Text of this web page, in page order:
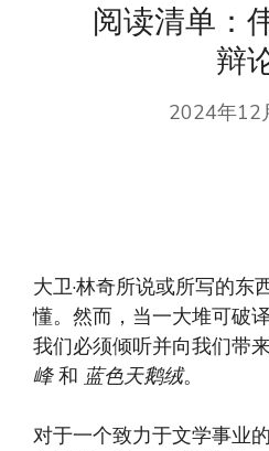
阅读清单：
辩
2024年12
大卫·林奇所说或所写的东
懂。然而，当一大堆可破
我们必须倾听并向我们带
峰和 蓝色天鹅绒。
对于一个致力于文学事业